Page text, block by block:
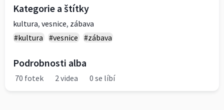
Kategorie a štítky
kultura, vesnice, zábava
#kultura
#vesnice #zábava
Podrobnosti alba
70 fotek 2 videa 0 se líbí